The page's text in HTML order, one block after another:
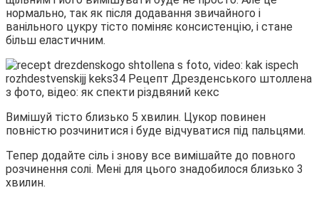
нормально, так як після додавання звичайного і
ванільного цукру тісто поміняє консистенцію, і стане
більш еластичним.
Вимішуй тісто близько 5 хвилин. Цукор повинен
повністю розчинитися і буде відчуватися під пальцями.
Тепер додайте сіль і знову все вимішайте до повного
розчинення солі. Мені для цього знадобилося близько 3
хвилин.